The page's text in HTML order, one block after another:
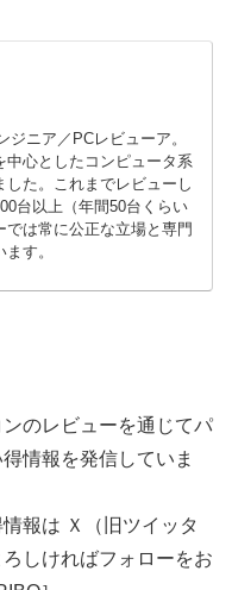
ジニア／PCレビューア。
中心としたコンピュータ系
た。これまでレビューし
台以上（年間50台くらい
は常に公正な立場と専門
す。
のレビューを通じてパ
情報を発信していま
報は Ｘ（旧ツイッタ
しければフォローをお